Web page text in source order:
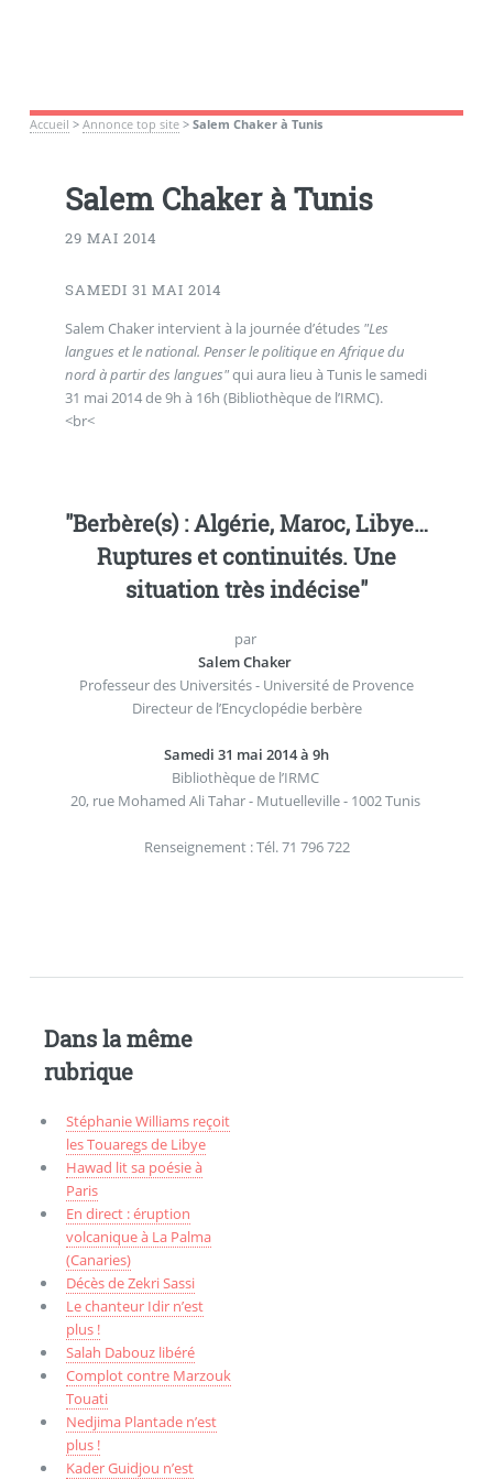
Accueil > Annonce top site> Salem Chaker à Tunis
Salem Chaker à Tunis
29 MAI 2014
SAMEDI 31 MAI 2014
Salem Chaker intervient à la journée d’études "Les
langues et le national. Penser le politique en Afrique du
nord à partir des langues"qui aura lieu à Tunis le samedi
31 mai 2014 de 9h à 16h (Bibliothèque de l’IRMC).
<br<
"Berbère(s) : Algérie, Maroc, Libye…
Ruptures et continuités. Une
situation très indécise"
par
Salem Chaker
Professeur des Universités - Université de Provence
Directeur de l’Encyclopédie berbère
Samedi 31 mai 2014 à 9h
Bibliothèque de l’IRMC
20, rue Mohamed Ali Tahar - Mutuelleville - 1002 Tunis
Renseignement : Tél. 71 796 722
Dans la même
rubrique
Stéphanie Williams reçoit
les Touaregs de Libye
Hawad lit sa poésie à
Paris
En direct : éruption
volcanique à La Palma
(Canaries)
Décès de Zekri Sassi
Le chanteur Idir n’est
plus !
Salah Dabouz libéré
Complot contre Marzouk
Touati
Nedjima Plantade n’est
plus !
Kader Guidjou n’est